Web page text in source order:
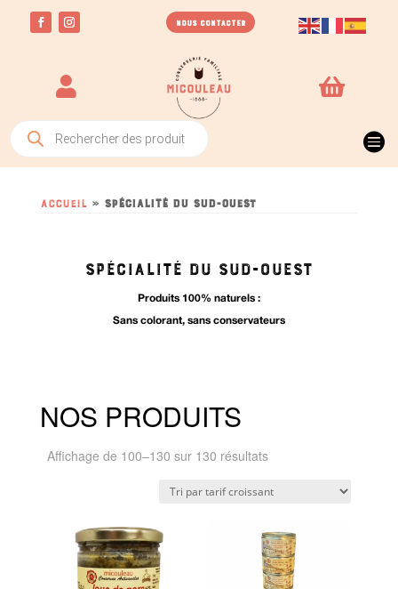
NOUS CONTACTER
 
Recherche
de
produits

Accueil » Spécialité du Sud-Ouest
SPÉCIALITÉ DU SUD-OUEST
Produits 100% naturels :
Sans colorant, sans conservateurs
NOS PRODUITS
Affichage de 100–130 sur 130 résultatsTrié
prix